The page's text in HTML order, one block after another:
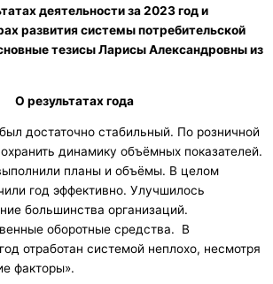
деятельности за 2023 год и
развития системы потребительской
тезисы Ларисы Александровны из
О результатах года
достаточно стабильный. По розничной
динамику объёмных показателей.
планы и объёмы. В целом
год эффективно. Улучшилось
большинства организаций.
оборотные средства. В
отработан системой неплохо, несмотря
факторы».